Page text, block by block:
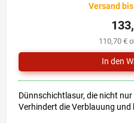
Versand
110,70 €
Dünnschichtlasur, die nicht
Verhindert die Verblauung und